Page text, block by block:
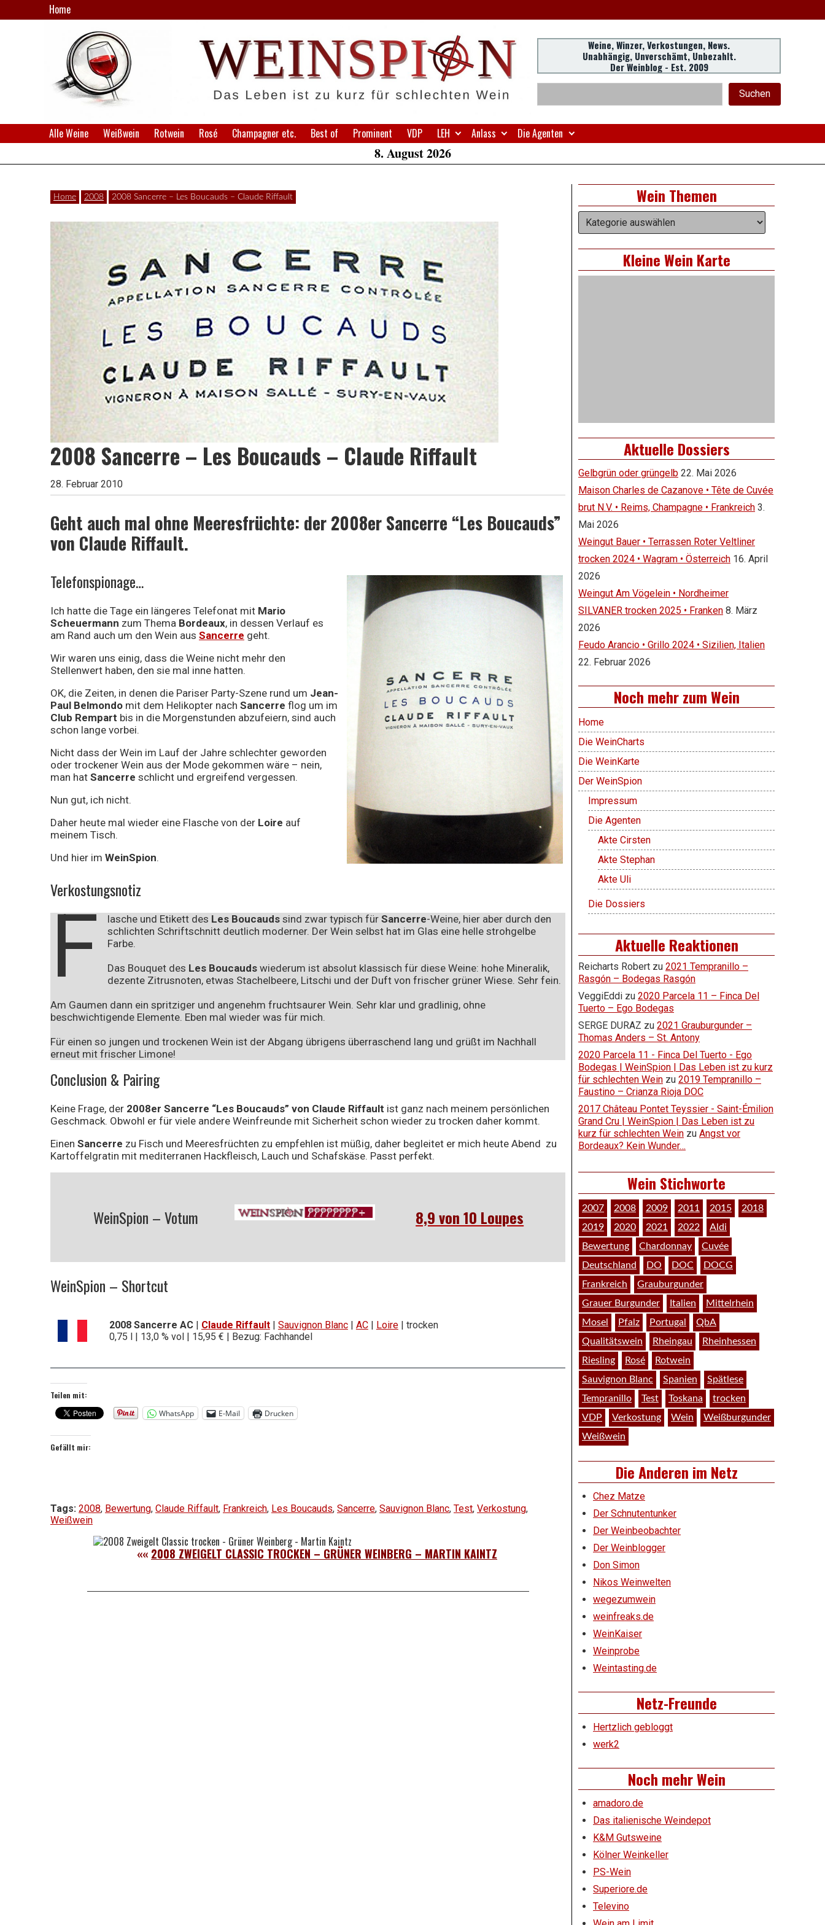
to
Home
WeinSpion
|
Das
Leben
ist
zu
kurz
für
schlechten
Wein
Weine,
Header
Widget
Area
Weine, Winzer, Verkostungen, News.
Unabhängig, Unverschämt, Unbezahlt.
Der Weinblog - Est. 2009
Suchen
Alle Weine Weißwein Rotwein Rosé Champagner etc. Best of Prominent VDP LEH Anlass Die Agenten
8. August 2026
Home 2008 2008 Sancerre – Les Boucauds – Claude Riffault
2008 Sancerre – Les Boucauds – Claude Riffault
28. Februar 2010
Geht auch mal ohne Meeresfrüchte: der 2008er Sancerre “Les Boucauds”
von Claude Riffault.
Telefonspionage…
Ich hatte die Tage ein längeres Telefonat mit Mario
Scheuermann zum Thema Bordeaux, in dessen Verlauf es
am Rand auch um den Wein aus Sancerre geht.
Wir waren uns einig, dass die Weine nicht mehr den
Stellenwert haben, den sie mal inne hatten.
OK, die Zeiten, in denen die Pariser Party-Szene rund um Jean-
Paul Belmondo mit dem Helikopter nach Sancerre flog um im
Club Rempart bis in die Morgenstunden abzufeiern, sind auch
schon lange vorbei.
Nicht dass der Wein im Lauf der Jahre schlechter geworden
oder trockener Wein aus der Mode gekommen wäre – nein,
man hat Sancerre schlicht und ergreifend vergessen.
Nun gut, ich nicht.
Daher heute mal wieder eine Flasche von der Loire auf
meinem Tisch.
Und hier im WeinSpion.
Verkostungsnotiz
F lasche und Etikett des Les Boucauds sind zwar typisch fürSancerre-Weine, hier aber durch den
schlichten Schriftschnitt deutlich moderner. Der Wein selbst hat im Glas eine helle strohgelbe
Farbe.
Das Bouquet des Les Boucauds wiederum ist absolut klassisch für diese Weine: hohe Mineralik,
dezente Zitrusnoten, etwas Stachelbeere, Litschi und der Duft von frischer grüner Wiese. Sehr fein.
Am Gaumen dann ein spritziger und angenehm fruchtsaurer Wein. Sehr klar und gradlinig, ohne
beschwichtigende Elemente. Eben mal wieder was für mich.
Für einen so jungen und trockenen Wein ist der Abgang übrigens überraschend lang und grüßt im Nachhall
erneut mit frischer Limone!
Conclusion & Pairing
Keine Frage, der 2008er Sancerre “Les Boucauds” von Claude Riffault ist ganz nach meinem persönlichen
Geschmack. Obwohl er für viele andere Weinfreunde mit Sicherheit schon wieder zu trocken daher kommt.
Einen Sancerre zu Fisch und Meeresfrüchten zu empfehlen ist müßig, daher begleitet er mich heute Abend zu
Kartoffelgratin mit mediterranen Hackfleisch, Lauch und Schafskäse. Passt perfekt.
WeinSpion – Votum 8,9 von 10 Loupes
WeinSpion – Shortcut
2008 Sancerre AC| Claude Riffault| Sauvignon Blanc| AC| Loire| trocken
0,75 l | 13,0 % vol | 15,95 € | Bezug: Fachhandel
Teilen mit:
WhatsApp
E-Mail Drucken
Gefällt mir:
Tags: 2008, Bewertung, Claude Riffault, Frankreich, Les Boucauds, Sancerre, Sauvignon Blanc, Test, Verkostung,
Weißwein
«« 2008 ZWEIGELT CLASSIC TROCKEN – GRÜNER WEINBERG – MARTIN KAINTZ MISSION BORDEAUX. DER ANFANG.
Asides
Wein Themen
Wein
Themen
Kleine Wein Karte
Aktuelle Dossiers
Gelbgrün oder grüngelb 22. Mai 2026
Maison Charles de Cazanove • Tête de Cuvée
brut N.V. • Reims, Champagne • Frankreich 3.
Mai 2026
Weingut Bauer • Terrassen Roter Veltliner
trocken 2024 • Wagram • Österreich 16. April
2026
Weingut Am Vögelein • Nordheimer
SILVANER trocken 2025 • Franken 8. März
2026
Feudo Arancio • Grillo 2024 • Sizilien, Italien
22. Februar 2026
Noch mehr zum Wein
Home
Die WeinCharts
Die WeinKarte
Der WeinSpion
Impressum
Die Agenten
Akte Cirsten
Akte Stephan
Akte Uli
Die Dossiers
Aktuelle Reaktionen
Reicharts Robert zu 2021 Tempranillo –
Rasgón – Bodegas Rasgón
VeggiEddi zu 2020 Parcela 11 – Finca Del
Tuerto – Ego Bodegas
SERGE DURAZ zu 2021 Grauburgunder –
Thomas Anders – St. Antony
2020 Parcela 11 - Finca Del Tuerto - Ego
Bodegas | WeinSpion | Das Leben ist zu kurz
für schlechten Wein zu 2019 Tempranillo –
Faustino – Crianza Rioja DOC
2017 Château Pontet Teyssier - Saint-Émilion
Grand Cru | WeinSpion | Das Leben ist zu
kurz für schlechten Wein zu Angst vor
Bordeaux? Kein Wunder…
Wein Stichworte
2007 2008 2009 2011 2015
2018
2019
2020 2021 2022
Aldi
Bewertung
Chardonnay
Cuvée
Deutschland
DO DOC
DOCG
Frankreich
Grauburgunder
Grauer Burgunder
Italien
Mittelrhein
Mosel
Pfalz Portugal
QbA
Qualitätswein
Rheingau
Rheinhessen
Riesling
Rosé
Rotwein
Sauvignon Blanc
Spanien
Spätlese
Tempranillo
Test Toskana
trocken
VDP
Verkostung Wein
Weißburgunder
Weißwein
Die Anderen im Netz
Chez Matze
Der Schnutentunker
Der Weinbeobachter
Der Weinblogger
Don Simon
Nikos Weinwelten
wegezumwein
weinfreaks.de
WeinKaiser
Weinprobe
Weintasting.de
Netz-Freunde
Hertzlich gebloggt
werk2
Noch mehr Wein
amadoro.de
Das italienische Weindepot
K&M Gutsweine
Kölner Weinkeller
PS-Wein
Superiore.de
Televino